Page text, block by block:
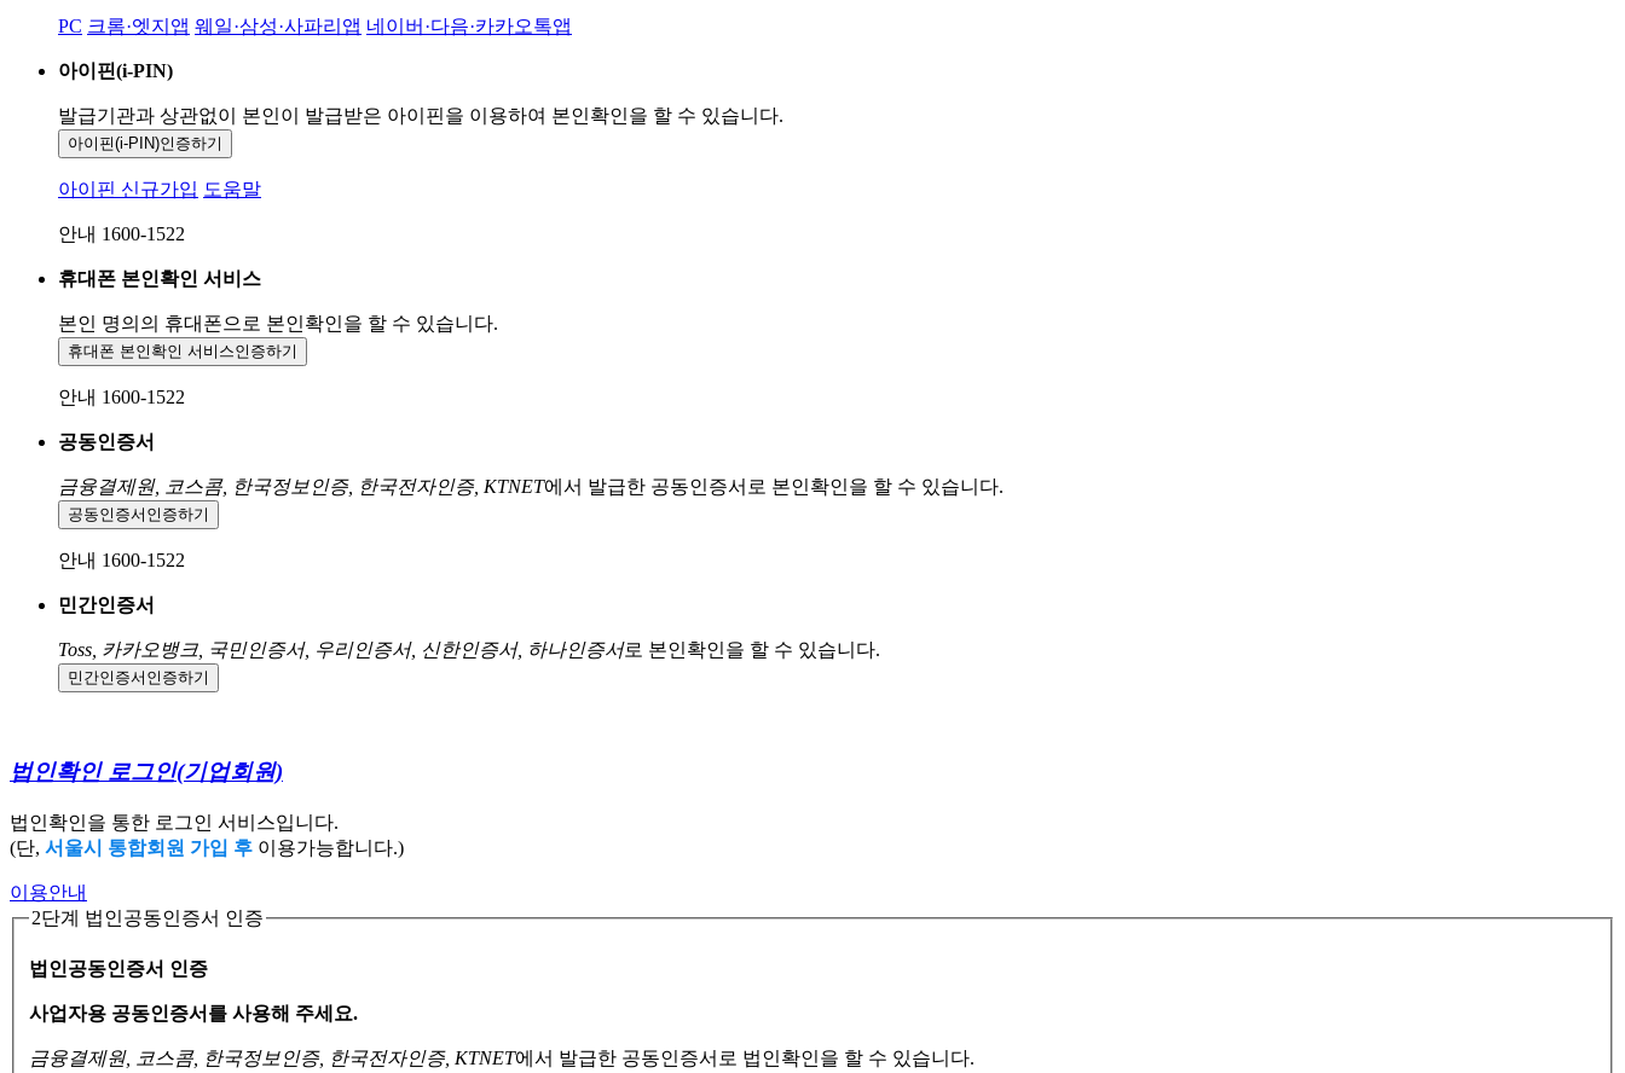
PC 크롬·엣지앱 웨일·삼성·사파리앱 네이버·다음·카카오톡앱
아이핀(i-PIN)
발급기관과 상관없이 본인이 발급받은 아이핀을 이용하여 본인확인을 할 수 있습니다.
아이핀(i-PIN)인증하기
아이핀 신규가입 도움말
안내 1600-1522
휴대폰 본인확인 서비스
본인 명의의 휴대폰으로 본인확인을 할 수 있습니다.
휴대폰 본인확인 서비스인증하기
안내 1600-1522
공동인증서
금융결제원, 코스콤, 한국정보인증, 한국전자인증, KTNET에서 발급한 공동인증서로 본인확인을 할 수 있습니다.
공동인증서 인증하기
안내 1600-1522
민간인증서
Toss, 카카오뱅크, 국민인증서, 우리인증서, 신한인증서, 하나인증서로 본인확인을 할 수 있습니다.
민간인증서 인증하기
법인확인 로그인(기업회원)
법인확인을 통한 로그인 서비스입니다.
(단, 서울시 통합회원 가입 후 이용가능합니다.)
이용안내
2단계 법인공동인증서 인증
법인공동인증서 인증
사업자용 공동인증서를 사용해 주세요.
금융결제원, 코스콤, 한국정보인증, 한국전자인증, KTNET에서 발급한 공동인증서로 법인확인을 할 수 있습니다.